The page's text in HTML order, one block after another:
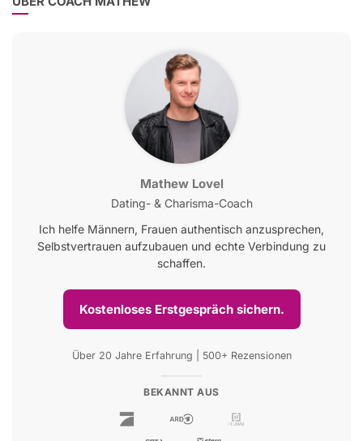
Mathew Lovel
Dating- & Charisma-Coach
Ich helfe Männern, Frauen authentisch anzusprechen,
Selbstvertrauen aufzubauen und echte Verbindung zu
schaffen.
Kostenloses Erstgespräch sichern.
Über 20 Jahre Erfahrung | 500+ Rezensionen
BEKANNT AUS